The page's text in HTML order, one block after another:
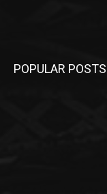
POPULAR POSTS